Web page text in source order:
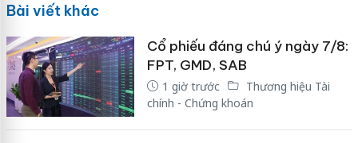
Bài viết khác
Cổ phiếu đáng chú ý ngày 7/8:
FPT, GMD, SAB
1 giờ trước
Thương hiệu Tài
chính - Chứng khoán